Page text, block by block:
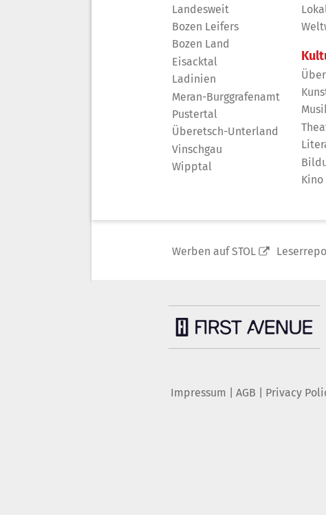
Landesweit
Bozen Leifers
Bozen Land
Eisacktal
Ladinien
Meran-Burggrafenamt
Pustertal
Überetsch-Unterland
Vinschgau
Wipptal
Kino
Werben auf STOL
Impressum AGB Privacy